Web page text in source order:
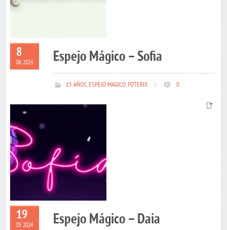
8
06 2024 Espejo Mágico – Sofia
15 AÑOS,ESPEJO MAGICO,FOTERIX 0
19
05 2024 Espejo Mágico – Daia